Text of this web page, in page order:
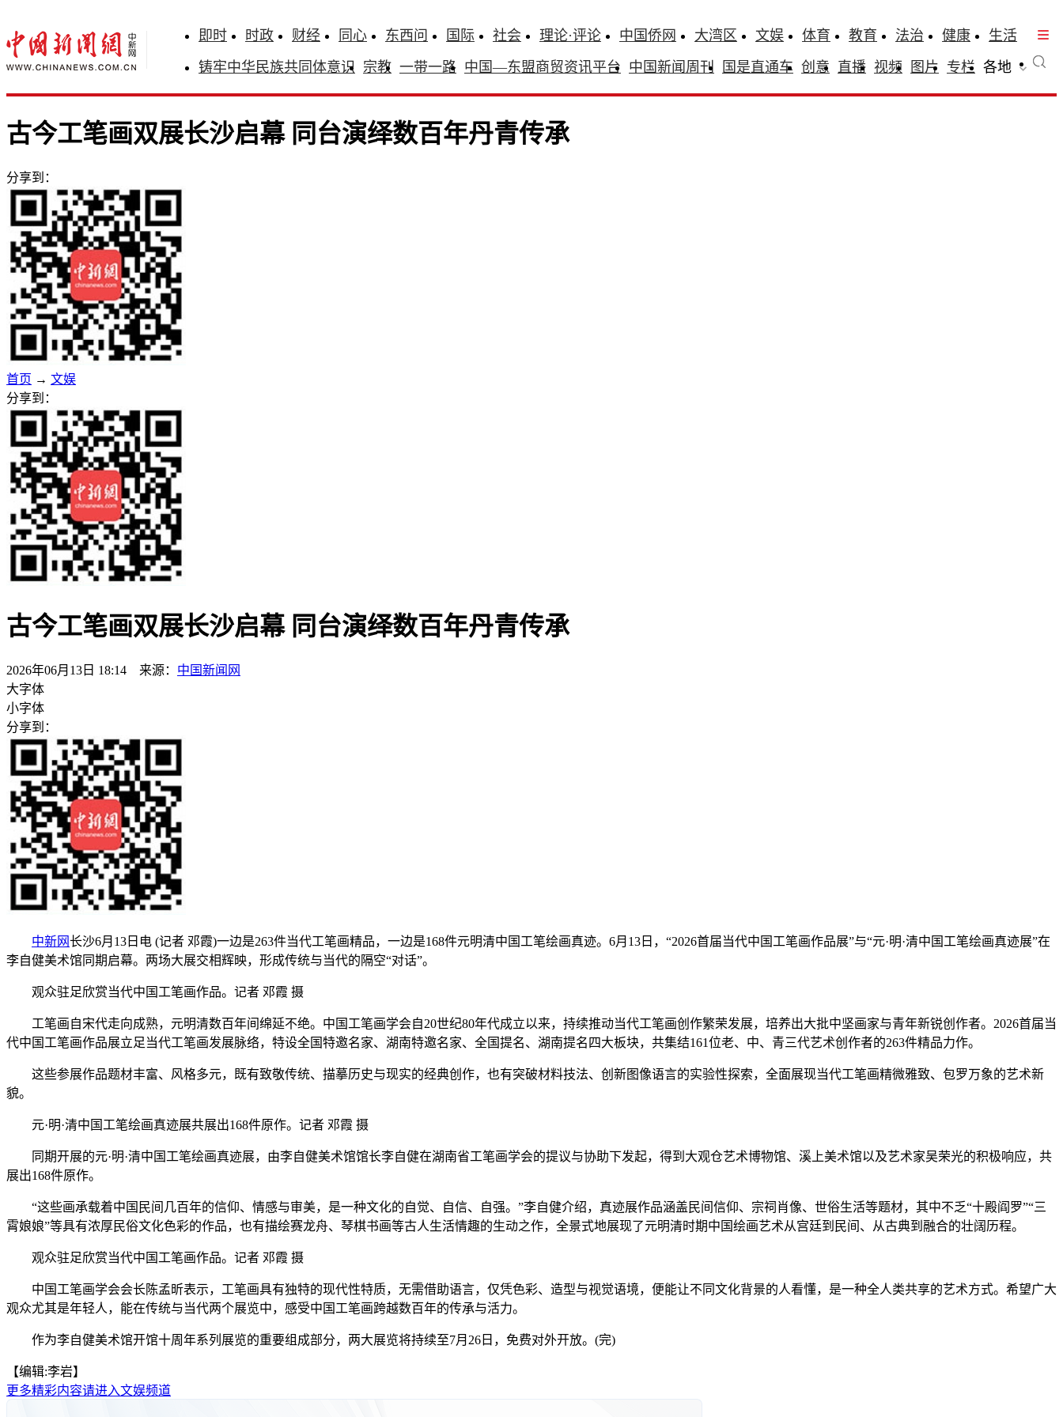
即时 时政 财经 同心 东西问 国际 社会 理论·评论 中国侨网 大湾区 文娱 体育 教育 法治 健康
生活
铸牢中华民族共同体意识 宗教 一带一路 中国—东盟商贸资讯平台 中国新闻周刊 国是直通车 创意 直播 视频 图片 专栏 各地
古今工笔画双展长沙启幕 同台演绎数百年丹青传承
分享到：
首页 → 文娱
分享到：
古今工笔画双展长沙启幕 同台演绎数百年丹青传承
2026年06月13日 18:14 来源： 中国新闻网
大字体
小字体
分享到：
中新网长沙6月13日电 (记者 邓霞)一边是263件当代工笔画精品，一边是168件元明清中国工笔绘画真迹。6月13日，“2026首届当代中国工笔画作品展”与“元·明·清中国工笔绘画真迹展”在
李自健美术馆同期启幕。两场大展交相辉映，形成传统与当代的隔空“对话”。
观众驻足欣赏当代中国工笔画作品。记者 邓霞 摄
工笔画自宋代走向成熟，元明清数百年间绵延不绝。中国工笔画学会自20世纪80年代成立以来，持续推动当代工笔画创作繁荣发展，培养出大批中坚画家与青年新锐创作者。2026首届当
代中国工笔画作品展立足当代工笔画发展脉络，特设全国特邀名家、湖南特邀名家、全国提名、湖南提名四大板块，共集结161位老、中、青三代艺术创作者的263件精品力作。
这些参展作品题材丰富、风格多元，既有致敬传统、描摹历史与现实的经典创作，也有突破材料技法、创新图像语言的实验性探索，全面展现当代工笔画精微雅致、包罗万象的艺术新
貌。
元·明·清中国工笔绘画真迹展共展出168件原作。记者 邓霞 摄
同期开展的元·明·清中国工笔绘画真迹展，由李自健美术馆馆长李自健在湖南省工笔画学会的提议与协助下发起，得到大观仓艺术博物馆、溪上美术馆以及艺术家吴荣光的积极响应，共
展出168件原作。
“这些画承载着中国民间几百年的信仰、情感与审美，是一种文化的自觉、自信、自强。”李自健介绍，真迹展作品涵盖民间信仰、宗祠肖像、世俗生活等题材，其中不乏“十殿阎罗”“三
霄娘娘”等具有浓厚民俗文化色彩的作品，也有描绘赛龙舟、琴棋书画等古人生活情趣的生动之作，全景式地展现了元明清时期中国绘画艺术从宫廷到民间、从古典到融合的壮阔历程。
观众驻足欣赏当代中国工笔画作品。记者 邓霞 摄
中国工笔画学会会长陈孟昕表示，工笔画具有独特的现代性特质，无需借助语言，仅凭色彩、造型与视觉语境，便能让不同文化背景的人看懂，是一种全人类共享的艺术方式。希望广大
观众尤其是年轻人，能在传统与当代两个展览中，感受中国工笔画跨越数百年的传承与活力。
作为李自健美术馆开馆十周年系列展览的重要组成部分，两大展览将持续至7月26日，免费对外开放。(完)
【编辑:李岩】
更多精彩内容请进入文娱频道